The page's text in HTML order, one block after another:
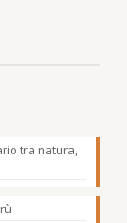
tra natura,